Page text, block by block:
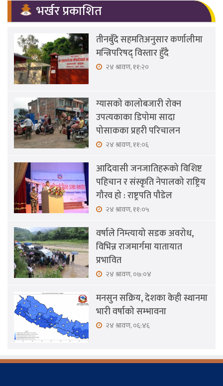
भर्खर प्रकाशित
तीनबुँदे सहमतिअनुसार कर्णालीमा
मन्त्रिपरिषद् विस्तार हुँदै
२४ श्रावण, ११:२०
ग्यासको कालोबजारी रोक्न
उपत्यकाका डिपोमा सादा
पोसाकका प्रहरी परिचालन
२४ श्रावण, ११:०६
आदिवासी जनजातिहरूको विशिष्ट
पहिचान र संस्कृति नेपालको राष्ट्रिय
गौरव हो : राष्ट्रपति पौडेल
२४ श्रावण, ११:०५
वर्षाले निम्त्यायो सडक अवरोध,
विभिन्न राजमार्गमा यातायात
प्रभावित
२४ श्रावण, ०७:०४
मनसुन सक्रिय, देशका केही स्थानमा
भारी वर्षाको सम्भावना
२४ श्रावण, ०६:४६